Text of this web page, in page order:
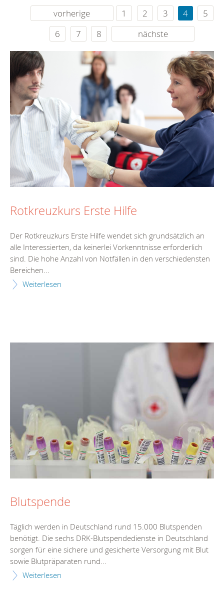
vorherige 1 2 3 4
5
6
7 8 nächste
Rotkreuzkurs Erste Hilfe
Der Rotkreuzkurs Erste Hilfe wendet sich grundsätzlich an
alle Interessierten, da keinerlei Vorkenntnisse erforderlich
sind. Die hohe Anzahl von Notfällen in den verschiedensten
Bereichen...
Weiterlesen
Blutspende
Täglich werden in Deutschland rund 15.000 Blutspenden
benötigt. Die sechs DRK-Blutspendedienste in Deutschland
sorgen für eine sichere und gesicherte Versorgung mit Blut
sowie Blutpräparaten rund...
Weiterlesen